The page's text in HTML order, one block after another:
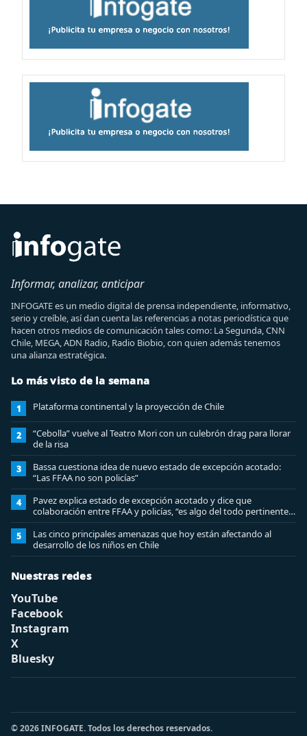
Informar, analizar, anticipar
INFOGATE es un medio digital de prensa independiente, informativo,
serio y creíble, así dan cuenta las referencias a notas periodística que
hacen otros medios de comunicación tales como: La Segunda, CNN
Chile, MEGA, ADN Radio, Radio Biobio, con quien además tenemos
una alianza estratégica.
Lo más visto de la semana
1 Plataforma continental y la proyección de Chile
2
“Cebolla” vuelve al Teatro Mori con un culebrón drag para llorar
de la risa
3
Bassa cuestiona idea de nuevo estado de excepción acotado:
“Las FFAA no son policías”
4
Pavez explica estado de excepción acotado y dice que
colaboración entre FFAA y policías, “es algo del todo pertinente
analizar”
5
Las cinco principales amenazas que hoy están afectando al
desarrollo de los niños en Chile
Nuestras redes
YouTube
Facebook
Instagram
X
Bluesky
© 2026 INFOGATE. Todos los derechos reservados.